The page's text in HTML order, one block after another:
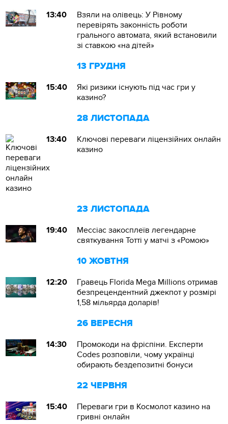
13:40
Взяли на олівець: У Рівному
перевірять законність роботи
грального автомата, який встановили
зі ставкою «на дітей»
13 ГРУДНЯ
15:40
Які ризики існують під час гри у
казино?
28 ЛИСТОПАДА
13:40
Ключові переваги ліцензійних онлайн
казино
23 ЛИСТОПАДА
19:40
Мессіас закосплеїв легендарне
святкування Тотті у матчі з «Ромою»
10 ЖОВТНЯ
12:20
Гравець Florida Mega Millions отримав
безпрецендентний джекпот у розмірі
1,58 мільярда доларів!
26 ВЕРЕСНЯ
14:30
Промокоди на фріспіни. Експерти
Codes розповіли, чому українці
обирають бездепозитні бонуси
22 ЧЕРВНЯ
15:40
Переваги гри в Космолот казино на
гривні онлайн